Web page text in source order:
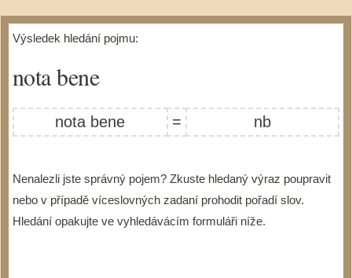
Výsledek hledání pojmu:
nota bene
nota bene = nb
Nenalezli jste správný pojem? Zkuste hledaný výraz poupravit
nebo v případě víceslovných zadaní prohodit pořadí slov.
Hledání opakujte ve vyhledávácím formuláři níže.